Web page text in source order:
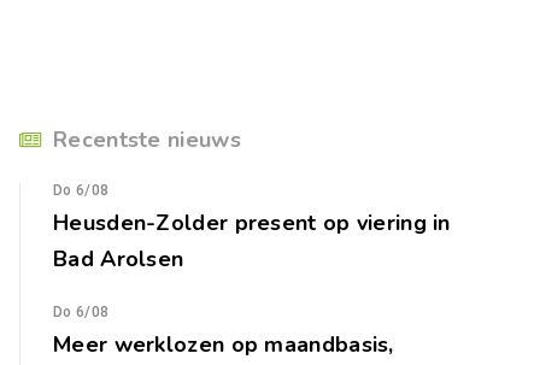
Recentste nieuws
Do 6/08
Heusden-Zolder present op viering in
Bad Arolsen
Do 6/08
Meer werklozen op maandbasis,